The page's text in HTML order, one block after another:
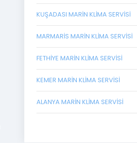
KUŞADASI MARIN KLIMA SERVISI
MARMARIS MARIN KLIMA SERVISI
FETHIYE MARIN KLIMA SERVISI
KEMER MARIN KLIMA SERVISI
ALANYA MARIN KLIMA SERVISI